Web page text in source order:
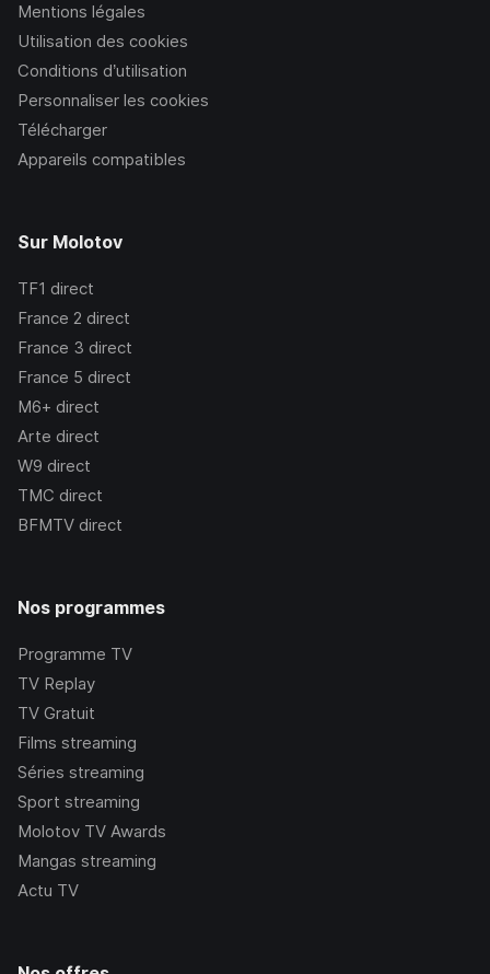
Mentions légales
Utilisation des cookies
Conditions d’utilisation
Personnaliser les cookies
Télécharger
Appareils compatibles
Sur Molotov
TF1 direct
France 2 direct
France 3 direct
France 5 direct
M6+ direct
Arte direct
W9 direct
TMC direct
BFMTV direct
Nos programmes
Programme TV
TV Replay
TV Gratuit
Films streaming
Séries streaming
Sport streaming
Molotov TV Awards
Mangas streaming
Actu TV